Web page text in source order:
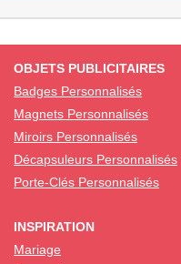
OBJETS PUBLICITAIRES
Badges Personnalisés
Magnets Personnalisés
Miroirs Personnalisés
Décapsuleurs Personnalisés
Porte-Clés Personnalisés
INSPIRATION
Mariage